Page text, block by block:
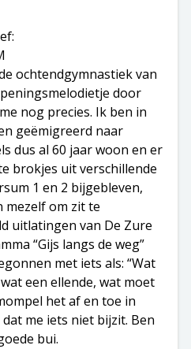
ochtendgymnastiek van
door
nog precies. Ik ben in
geëmigreerd naar
dus al 60 jaar woon en er
brokjes uit verschillende
1 en 2 bijgebleven,
mezelf om zit te
uitlatingen van De Zure
“Gijs langs de weg”
met iets als: “Wat
een ellende, wat moet
het af en toe in
me iets niet bijzit. Ben
bui.